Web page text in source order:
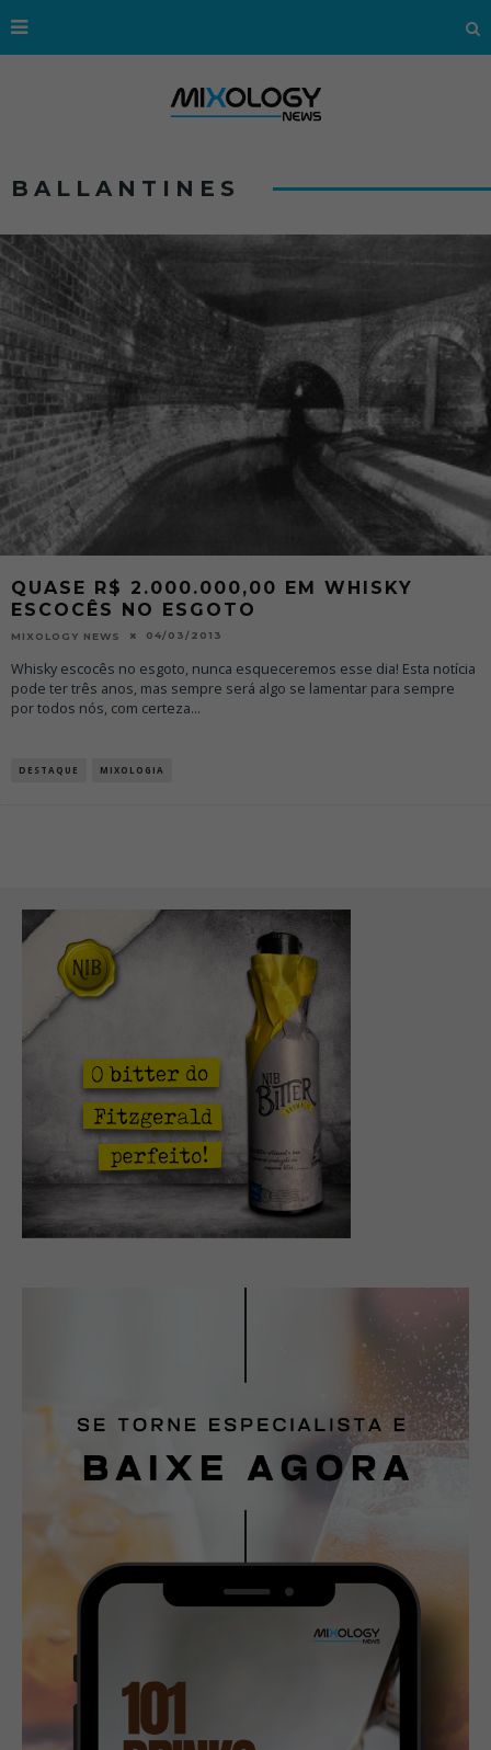
BALLANTINES
QUASE R$ 2.000.000,00 EM WHISKY
ESCOCÊS NO ESGOTO
MIXOLOGY NEWS 04/03/2013
Whisky escocês no esgoto, nunca esqueceremos esse dia! Esta notícia
pode ter três anos, mas sempre será algo se lamentar para sempre
por todos nós, com certeza...
DESTAQUE MIXOLOGIA